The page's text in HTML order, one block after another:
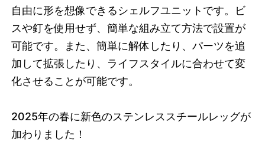
自由に形を想像できるシェルフユニットです。ビ
スや釘を使用せず、簡単な組み立て方法で設置が
可能です。また、簡単に解体したり、パーツを追
加して拡張したり、ライフスタイルに合わせて変
化させることが可能です。
2025年の春に新色のステンレススチールレッグが
加わりました！